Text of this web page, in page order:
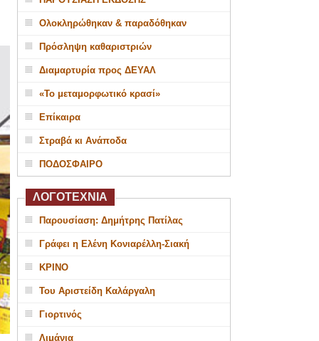
Ολοκληρώθηκαν & παραδόθηκαν
Πρόσληψη καθαριστριών
Διαμαρτυρία προς ΔΕΥΑΛ
«Το μεταμορφωτικό κρασί»
Επίκαιρα
Στραβά κι Ανάποδα
ΠΟΔΟΣΦΑΙΡΟ
ΛΟΓΟΤΕΧΝΙΑ
Παρουσίαση: Δημήτρης Πατίλας
Γράφει η Ελένη Κονιαρέλλη-Σιακή
ΚΡΙΝΟ
Του Αριστείδη Καλάργαλη
Γιορτινός
Λιμάνια